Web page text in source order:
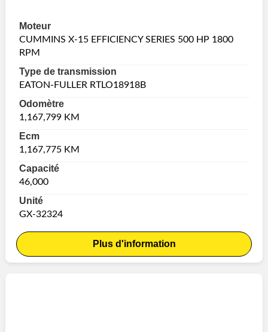
Moteur
CUMMINS X-15 EFFICIENCY SERIES 500 HP 1800
RPM
Type de transmission
EATON-FULLER RTLO18918B
Odomètre
1,167,799 KM
Ecm
1,167,775 KM
Capacité
46,000
Unité
GX-32324
Plus d'information